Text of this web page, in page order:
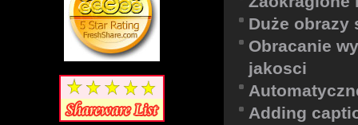
Duże obrazy
Obracanie
jakosci
Adding